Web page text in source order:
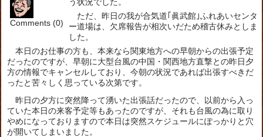
Comments (0)
ただ、昨日の我が合気道｢眞武館｣ふれあいセンタ
ー道場は、欠席報告が相次いだため稽古休みとしま
した。
本日のお仕事の方も、本来なら関東地方への早朝からの出張予定
だったのですが、早朝に大型台風の中国・関西地方直撃との昨日夕
方の情報でキャンセルしており、今朝の状況であれば出張すべきだ
ったと苦々しく思っている次第です。
昨日の夕方に突然降って湧いた出張話だったので、以前から入っ
ていた本日の来客予定等もあったのですが、それも台風の為に取り
やめになっておりますので本日は突然スケジュールにぽっかりと穴
が開いてしまいました。